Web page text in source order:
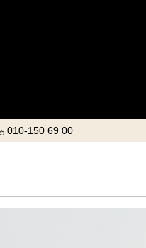
010-150 69 00